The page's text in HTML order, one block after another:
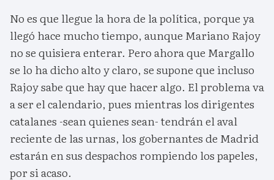
No es que llegue la hora de la política, porque ya
llegó hace mucho tiempo, aunque Mariano Rajoy
no se quisiera enterar. Pero ahora que Margallo
se lo ha dicho alto y claro, se supone que incluso
Rajoy sabe que hay que hacer algo. El problema va
a ser el calendario, pues mientras los dirigentes
catalanes -sean quienes sean- tendrán el aval
reciente de las urnas, los gobernantes de Madrid
estarán en sus despachos rompiendo los papeles,
por si acaso.